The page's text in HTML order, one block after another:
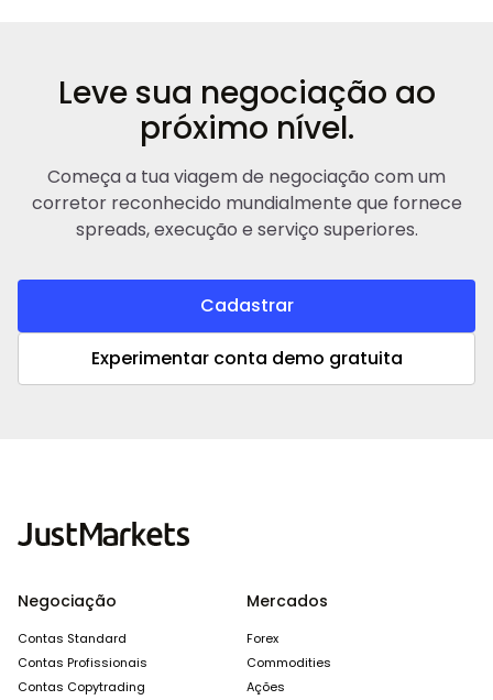
Leve sua negociação ao
próximo nível.
Começa a tua viagem de negociação com um
corretor reconhecido mundialmente que fornece
spreads, execução e serviço superiores.
Cadastrar
Experimentar conta demo gratuita
Negociação
Contas Standard
Contas Profissionais
Contas Copytrading
Mercados
Forex
Commodities
Ações